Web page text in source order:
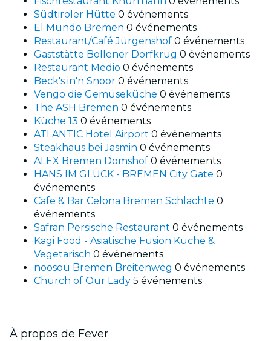
Südtiroler Hütte 0 événements
El Mundo Bremen 0 événements
Restaurant/Café Jürgenshof 0 événements
Gaststätte Bollener Dorfkrug 0 événements
Restaurant Medio 0 événements
Beck's in'n Snoor 0 événements
Vengo die Gemüseküche 0 événements
The ASH Bremen 0 événements
Küche 13 0 événements
ATLANTIC Hotel Airport 0 événements
Steakhaus bei Jasmin 0 événements
ALEX Bremen Domshof 0 événements
HANS IM GLÜCK - BREMEN City Gate 0
événements
Cafe & Bar Celona Bremen Schlachte 0
événements
Safran Persische Restaurant 0 événements
Kagi Food - Asiatische Fusion Küche &
Vegetarisch 0 événements
noosou Bremen Breitenweg 0 événements
Church of Our Lady 5 événements
À propos de Fever